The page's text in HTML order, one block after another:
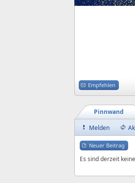
Empfehlen
Pinnwand
Melden
Neuer Beitrag
Es sind derzeit